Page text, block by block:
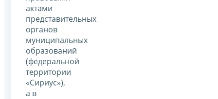
актами
представительных
органов
муниципальных
образований
(федеральной
территории
«Сириус»),
а в